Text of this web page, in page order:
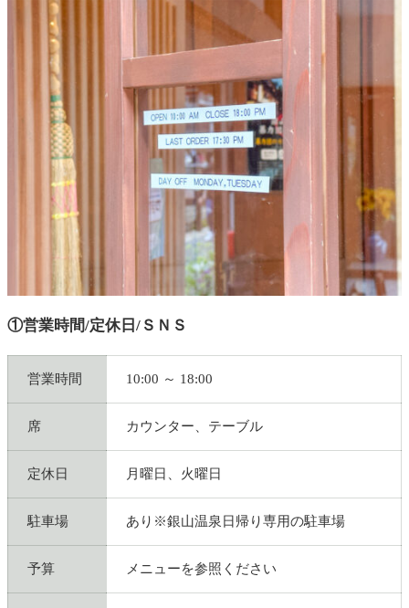
①営業時間/定休日/ＳＮＳ
営業時間 10:00 ～ 18:00
席 カウンター、テーブル
定休日 月曜日、火曜日
駐車場 あり※銀山温泉 日帰り専用の駐車場
予算 メニューを参照ください